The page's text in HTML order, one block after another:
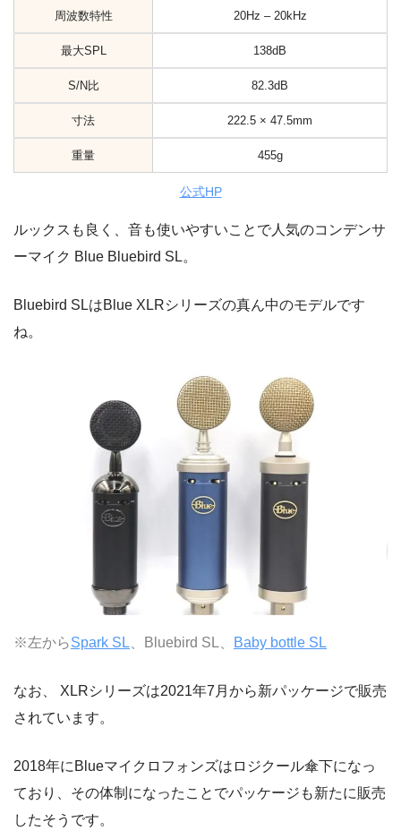
周波数特性 20Hz – 20kHz
最大SPL 138dB
S/N比 82.3dB
寸法 222.5 × 47.5mm
重量 455g
公式HP
ルックスも良く、音も使いやすいことで人気のコンデンサ
ーマイク Blue Bluebird SL。
Bluebird SLはBlue XLRシリーズの真ん中のモデルです
ね。
※左からSpark SL 、Bluebird SL、 Baby bottle SL
なお、 XLRシリーズは2021年7月から新パッケージで販売
されています。
2018年にBlueマイクロフォンズはロジクール傘下になっ
ており、その体制になったことでパッケージも新たに販売
したそうです。